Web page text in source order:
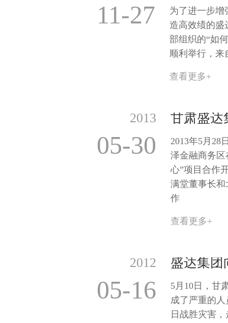
11-27
为了进一步增
造高效绩的盛
部组织的“如
顺利举行，来
查看更多+
2013
05-30
2013年5月28
泽金融商务
心”项目合作
满堂董事长
作
查看更多+
2012
05-16
盛达集团
5月10日，甘
成了严重的
日战胜灾害